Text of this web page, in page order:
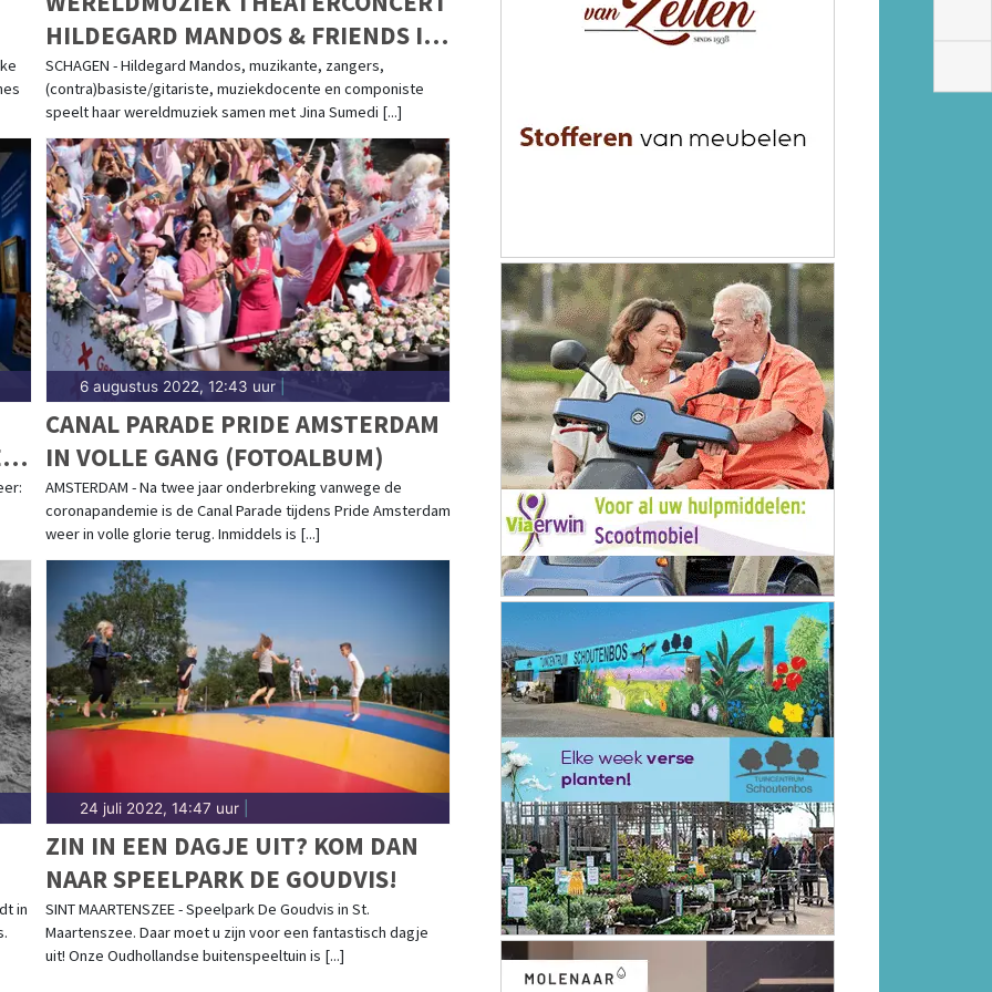
HILDEGARD MANDOS & FRIENDS IN
SCAGON DE LUXE
SCHAGEN - Hildegard Mandos, muzikante, zangers,
(contra)basiste/gitariste, muziekdocente en componiste
speelt haar wereldmuziek samen met Jina Sumedi [...]
6 augustus 2022, 12:43 uur|
CANAL PARADE PRIDE AMSTERDAM
IN VOLLE GANG (FOTOALBUM)
AMSTERDAM - Na twee jaar onderbreking vanwege de
coronapandemie is de Canal Parade tijdens Pride Amsterdam
weer in volle glorie terug. Inmiddels is [...]
in
24 juli 2022, 14:47 uur|
ZIN IN EEN DAGJE UIT? KOM DAN
NAAR SPEELPARK DE GOUDVIS!
SINT MAARTENSZEE - Speelpark De Goudvis in St.
Maartenszee. Daar moet u zijn voor een fantastisch dagje
uit! Onze Oudhollandse buitenspeeltuin is [...]